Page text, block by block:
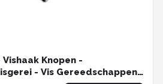
Vishaak Knopen -
- Vis Gereedschappen